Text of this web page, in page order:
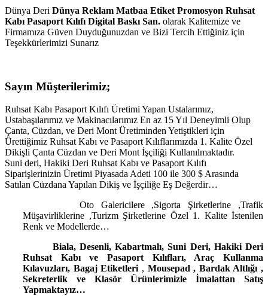
Dünya Deri Dünya Reklam Matbaa Etiket Promosyon Ruhsat
Kabı Pasaport Kılıfı Digital Baskı San. olarak Kalitemize ve
Firmamıza Güven Duyduğunuzdan ve Bizi Tercih Ettiğiniz için
Teşekkürlerimizi Sunarız
Sayın Müşterilerimiz;
Ruhsat Kabı Pasaport Kılıfı Üretimi Yapan Ustalarımız,
Ustabaşılarımız ve Makinacılarımız En az 15 Yıl Deneyimli Olup
Çanta, Cüzdan, ve Deri Mont Üretiminden Yetiştikleri için
Ürettiğimiz Ruhsat Kabı ve Pasaport Kılıflarımızda 1. Kalite Özel
Dikişli Çanta Cüzdan ve Deri Mont İşçiliği Kullanılmaktadır.
Suni deri, Hakiki Deri Ruhsat Kabı ve Pasaport Kılıfı
Siparişlerinizin Üretimi Piyasada Adeti 100 ile 300 $ Arasında
Satılan Cüzdana Yapılan Dikiş ve İşçiliğe Eş Değerdir…
Oto Galericilere ,Sigorta Şirketlerine ,Trafik
Müşavirliklerine ,Turizm Şirketlerine Özel 1. Kalite İstenilen
Renk ve Modellerde…
Biala, Desenli, Kabartmalı, Suni Deri, Hakiki Deri
Ruhsat Kabı ve Pasaport Kılıfları, Araç Kullanma
Kılavuzları, Bagaj Etiketleri , Mousepad , Bardak Altlığı ,
Sekreterlik ve Klasör Ürünlerimizle İmalattan Satış
Yapmaktayız…